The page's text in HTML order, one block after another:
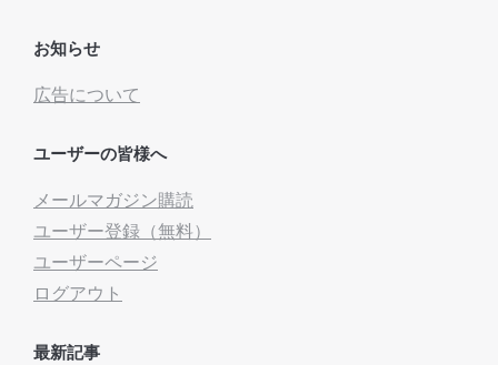
お知らせ
広告について
ユーザーの皆様へ
メールマガジン購読
ユーザー登録（無料）
ユーザーページ
ログアウト
最新記事